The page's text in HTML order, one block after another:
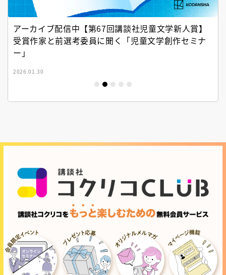
アーカイブ配信中【第67回講談社児童文学新人賞】
受賞作家と前選考委員に聞く「児童文学創作セミナ
ー」
2026.01.30